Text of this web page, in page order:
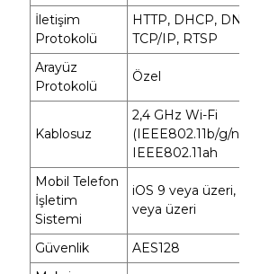
İletişim
Protokolü
HTTP, DHCP, DNS,
TCP/IP, RTSP
Arayüz
Protokolü
Özel
Kablosuz
2,4 GHz Wi-Fi
(IEEE802.11b/g/n) +
IEEE802.11ah
Mobil Telefon
İşletim
Sistemi
iOS 9 veya üzeri,
veya üzeri
Güvenlik
AES128